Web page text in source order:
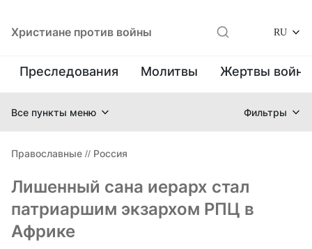
Христиане против войны RU
Преследования Молитвы Жертвы
Все пункты меню Фильтры
Православные // Россия
Лишенный сана иерарх стал
патриаршим экзархом РПЦ в
Африке